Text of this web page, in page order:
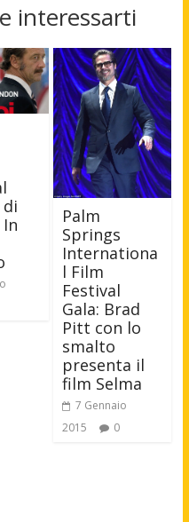
interessarti
di
In
Palm
Springs
Internationa
l Film
Festival
Gala: Brad
Pitt con lo
smalto
presenta il
film Selma
7 Gennaio
2015
0